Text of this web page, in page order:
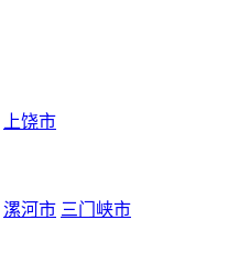
上饶市
漯河市 三门峡市